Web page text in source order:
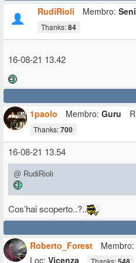
RudiRioli
Membro:
Thanks:84
16-08-21 13.42
1paolo
Membro: Guru
Thanks:700
16-08-21 13.54
@ RudiRioli
Cos’hai scoperto..?..
Roberto_Forest
Membro:
Loc: Vicenza